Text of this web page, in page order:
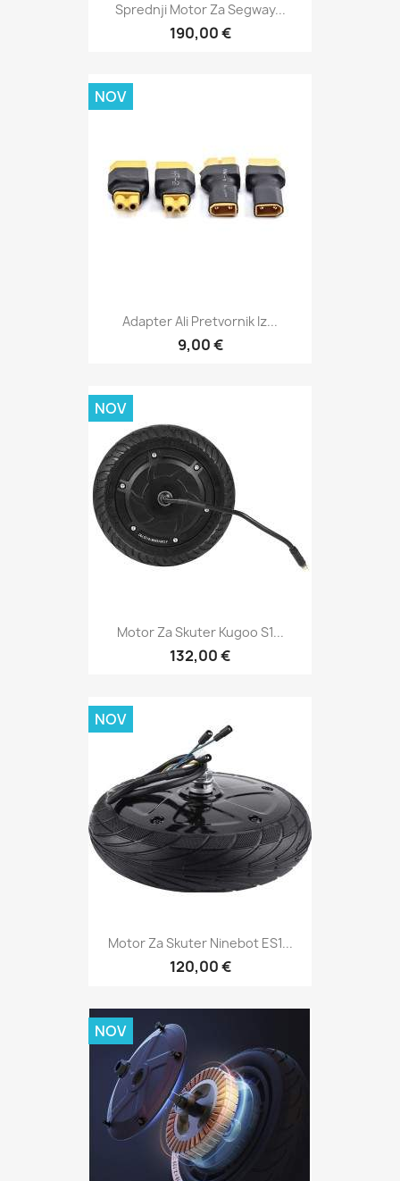
Sprednji Motor Za Segway...
190,00 €
Adapter Ali Pretvornik Iz...
9,00 €
NOV
Motor Za Skuter Kugoo S1...
132,00 €
NOV
Motor Za Skuter Ninebot ES1...
120,00 €
NOV
NOV